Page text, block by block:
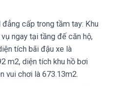
cấp trong tầm tay: Khu
ngay tại tầng đế căn hộ,
tích bãi đậu xe là
m2, diện tích khu hồ bơi
vui chơi là 673.13m2.